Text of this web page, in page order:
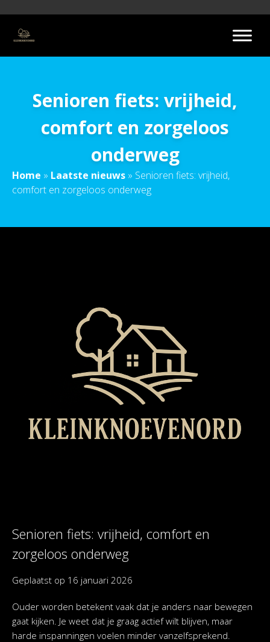
Senioren fiets: vrijheid,
comfort en zorgeloos
onderweg
Home » Laatste nieuws » Senioren fiets: vrijheid,
comfort en zorgeloos onderweg
Senioren fiets: vrijheid, comfort en
zorgeloos onderweg
Geplaatst op 16 januari 2026
Ouder worden betekent vaak dat je anders naar bewegen
gaat kijken. Je weet dat je graag actief wilt blijven, maar
harde inspanningen voelen minder vanzelfsprekend.